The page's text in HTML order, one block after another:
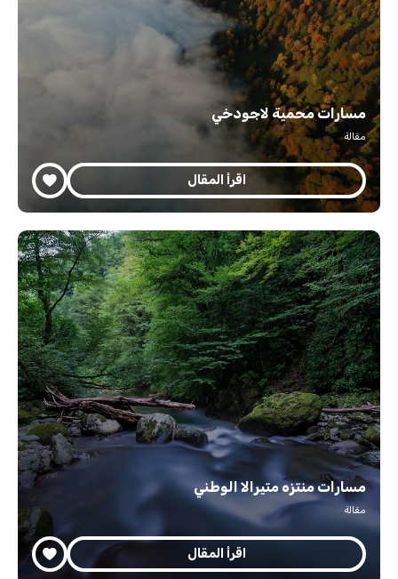
مسارات محمية لاجودخي
مقالة
اقرأ المقال
مسارات منتزه متيرالا الوطني
مقالة
اقرأ المقال